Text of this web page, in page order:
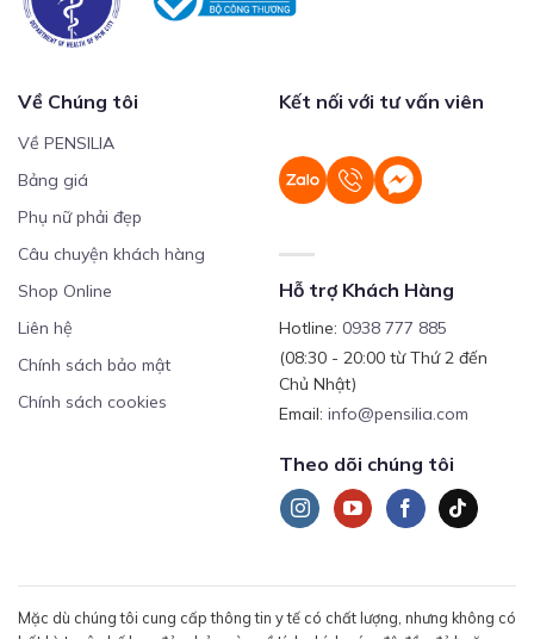
Về Chúng tôi
Về PENSILIA
Bảng giá
Phụ nữ phải đẹp
Câu chuyện khách hàng
Shop Online
Liên hệ
Chính sách bảo mật
Chính sách cookies
Kết nối với tư vấn viên
Hỗ trợ Khách Hàng
Hotline: 0938 777 885
(08:30 - 20:00 từ Thứ 2 đến
Chủ Nhật)
Email: info@pensilia.com
Theo dõi chúng tôi
Mặc dù chúng tôi cung cấp thông tin y tế có chất lượng, nhưng không có